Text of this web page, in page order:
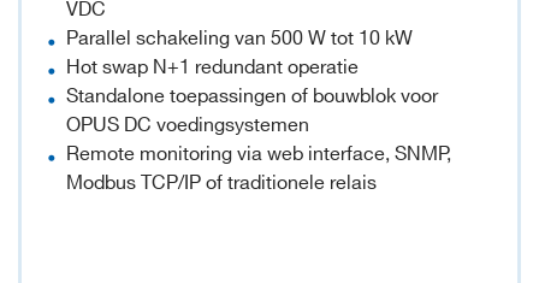
VDC
Parallel schakeling van 500 W tot 10 kW
Hot swap N+1 redundant operatie
Standalone toepassingen of bouwblok voor
OPUS DC voedingsystemen
Remote monitoring via web interface, SNMP,
Modbus TCP/IP of traditionele relais